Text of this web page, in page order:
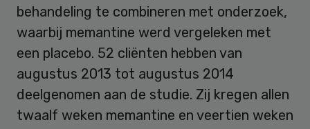
behandeling te combineren met onderzoek,
waarbij memantine werd vergeleken met
een placebo. 52 cliënten hebben van
augustus 2013 tot augustus 2014
deelgenomen aan de studie. Zij kregen allen
twaalf weken memantine en veertien weken